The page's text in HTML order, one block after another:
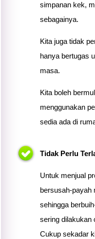
simpanan kek,
sebagainya.
Kita juga tidak
hanya bertugas
masa.
Kita boleh
menggunakan
sedia ada di
Tidak Perlu
Untuk menjual
bersusah-payah
sehingga
sering dilakukan
Cukup sekadar